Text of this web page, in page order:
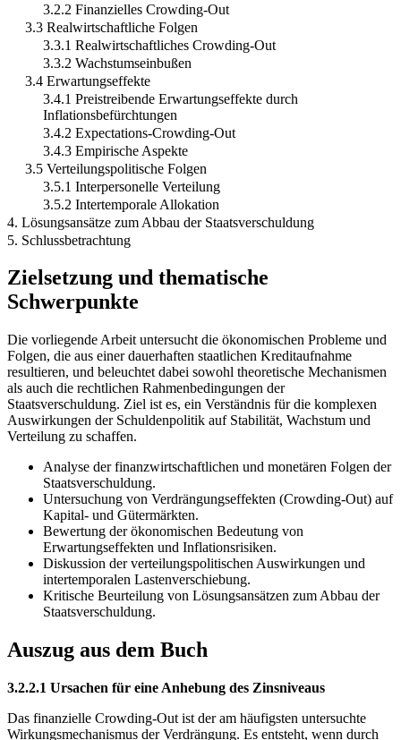
3.2.2 Finanzielles Crowding-Out
3.3 Realwirtschaftliche Folgen
3.3.1 Realwirtschaftliches Crowding-Out
3.3.2 Wachstumseinbußen
3.4 Erwartungseffekte
3.4.1 Preistreibende Erwartungseffekte durch
Inflationsbefürchtungen
3.4.2 Expectations-Crowding-Out
3.4.3 Empirische Aspekte
3.5 Verteilungspolitische Folgen
3.5.1 Interpersonelle Verteilung
3.5.2 Intertemporale Allokation
4. Lösungsansätze zum Abbau der Staatsverschuldung
5. Schlussbetrachtung
Zielsetzung und thematische
Schwerpunkte
Die vorliegende Arbeit untersucht die ökonomischen Probleme und
Folgen, die aus einer dauerhaften staatlichen Kreditaufnahme
resultieren, und beleuchtet dabei sowohl theoretische Mechanismen
als auch die rechtlichen Rahmenbedingungen der
Staatsverschuldung. Ziel ist es, ein Verständnis für die komplexen
Auswirkungen der Schuldenpolitik auf Stabilität, Wachstum und
Verteilung zu schaffen.
Analyse der finanzwirtschaftlichen und monetären Folgen der
Staatsverschuldung.
Untersuchung von Verdrängungseffekten (Crowding-Out) auf
Kapital- und Gütermärkten.
Bewertung der ökonomischen Bedeutung von
Erwartungseffekten und Inflationsrisiken.
Diskussion der verteilungspolitischen Auswirkungen und
intertemporalen Lastenverschiebung.
Kritische Beurteilung von Lösungsansätzen zum Abbau der
Staatsverschuldung.
Auszug aus dem Buch
3.2.2.1 Ursachen für eine Anhebung des Zinsniveaus
Das finanzielle Crowding-Out ist der am häufigsten untersuchte
Wirkungsmechanismus der Verdrängung. Es entsteht, wenn durch